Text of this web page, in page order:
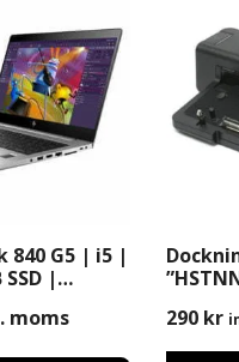
840 G5 | i5 |
|
moms 290 kr